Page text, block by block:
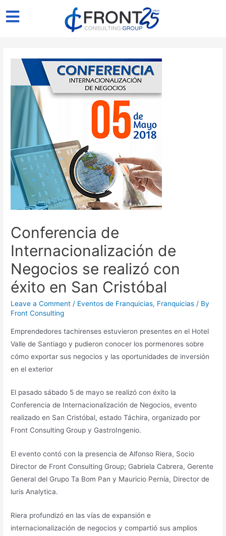
Conferencia de
Internacionalización de
Negocios se realizó con
éxito en San Cristóbal
Leave a Comment / Eventos de Franquicias, Franquicias / By
Front Consulting
Emprendedores tachirenses estuvieron presentes en el Hotel
Valle de Santiago y pudieron conocer los pormenores sobre
cómo exportar sus negocios y las oportunidades de inversión
en el exterior
El pasado sábado 5 de mayo se realizó con éxito la
Conferencia de Internacionalización de Negocios, evento
realizado en San Cristóbal, estado Táchira, organizado por
Front Consulting Group y GastroIngenio.
El evento contó con la presencia de Alfonso Riera, Socio
Director de Front Consulting Group; Gabriela Cabrera, Gerente
General del Grupo Ta Bom Pan y Mauricio Pernía, Director de
luris Analytica.
Riera profundizó en las vías de expansión e
internacionalización de negocios y compartió sus amplios